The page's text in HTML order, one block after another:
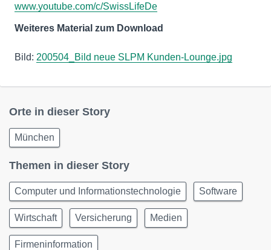
www.youtube.com/c/SwissLifeDe
Weiteres Material zum Download
Bild: 200504_Bild neue SLPM Kunden-Lounge.jpg
Orte in dieser Story
München
Themen in dieser Story
Computer und Informationstechnologie Software
Wirtschaft Versicherung Medien
Firmeninformation